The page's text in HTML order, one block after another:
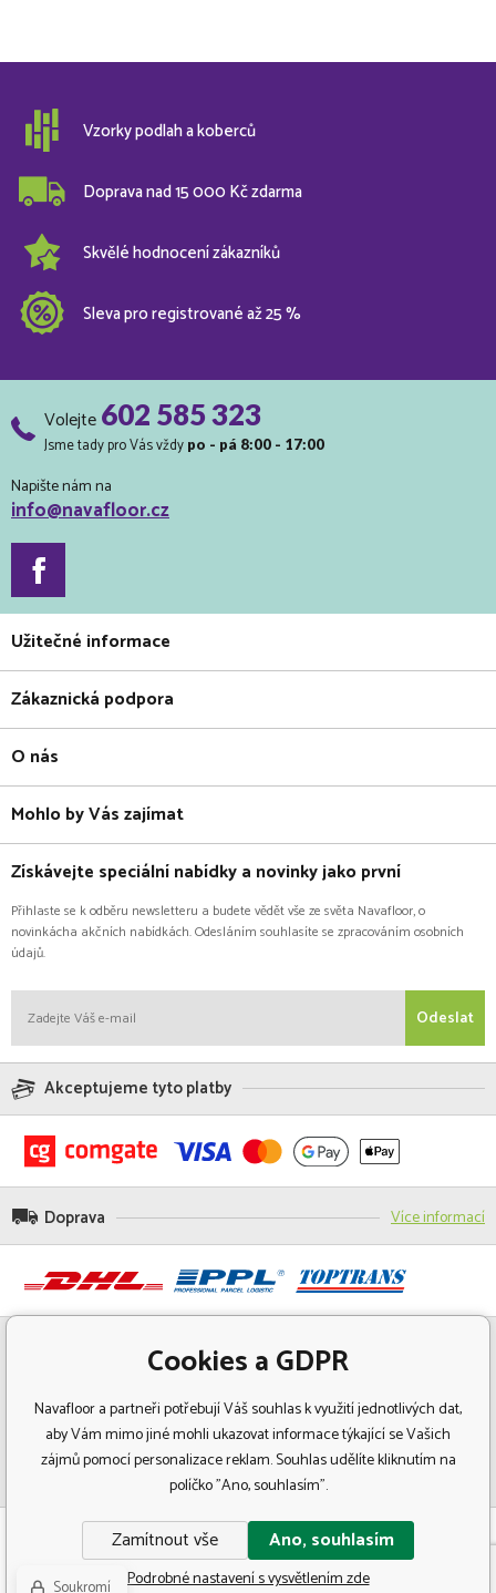
Vzorky podlah a koberců
Doprava nad 15 000 Kč zdarma
Skvělé hodnocení zákazníků
Sleva pro registrované až 25 %
Volejte602 585 323
Jsme tady pro Vás vždy po - pá 8:00 - 17:00
Napište nám na
info@navafloor.cz
Užitečné informace
Zákaznická podpora
O nás
Mohlo by Vás zajímat
Získávejte speciální nabídky a novinky jako první
Přihlaste se k odběru newsletteru a budete vědět vše ze světa Navafloor, o
novinkácha akčních nabídkách. Odesláním souhlasíte se zpracováním osobních
údajů.
Odeslat
Akceptujeme tyto platby
Doprava Více informací
© Copyright 2018 Navafloor - Specializovaný prodej podlahových krytin.
Všechna práva vyhrazena.
Cookies a GDPR
Navafloor a partneři potřebují Váš souhlas k využití jednotlivých dat,
aby Vám mimo jiné mohli ukazovat informace týkající se Vašich
zájmů pomocí personalizace reklam. Souhlas udělíte kliknutím na
políčko "Ano, souhlasím".
Zamítnout vše Ano, souhlasím
Podrobné nastavení s vysvětlením zde
Soukromí